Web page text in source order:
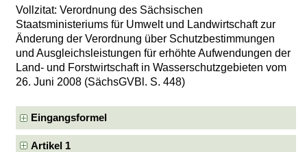
Vollzitat: Verordnung des Sächsischen
Staatsministeriums für Umwelt und Landwirtschaft zur
Änderung der Verordnung über Schutzbestimmungen
und Ausgleichsleistungen für erhöhte Aufwendungen der
Land- und Forstwirtschaft in Wasserschutzgebieten vom
26. Juni 2008 (SächsGVBl. S. 448)
Eingangsformel
Artikel 1